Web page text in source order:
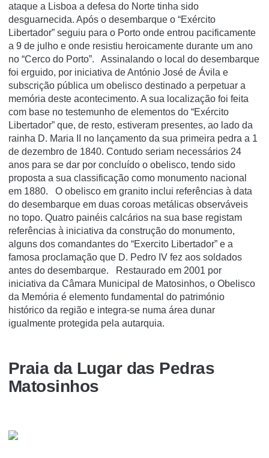
ataque a Lisboa a defesa do Norte tinha sido
desguarnecida. Após o desembarque o “Exército
Libertador” seguiu para o Porto onde entrou pacificamente
a 9 de julho e onde resistiu heroicamente durante um ano
no “Cerco do Porto”. Assinalando o local do desembarque
foi erguido, por iniciativa de António José de Ávila e
subscrição pública um obelisco destinado a perpetuar a
memória deste acontecimento. A sua localização foi feita
com base no testemunho de elementos do “Exército
Libertador” que, de resto, estiveram presentes, ao lado da
rainha D. Maria II no lançamento da sua primeira pedra a 1
de dezembro de 1840. Contudo seriam necessários 24
anos para se dar por concluído o obelisco, tendo sido
proposta a sua classificação como monumento nacional
em 1880. O obelisco em granito inclui referências à data
do desembarque em duas coroas metálicas observáveis
no topo. Quatro painéis calcários na sua base registam
referências à iniciativa da construção do monumento,
alguns dos comandantes do “Exercito Libertador” e a
famosa proclamação que D. Pedro IV fez aos soldados
antes do desembarque. Restaurado em 2001 por
iniciativa da Câmara Municipal de Matosinhos, o Obelisco
da Memória é elemento fundamental do património
histórico da região e integra-se numa área dunar
igualmente protegida pela autarquia.
Praia da Lugar das Pedras
Matosinhos